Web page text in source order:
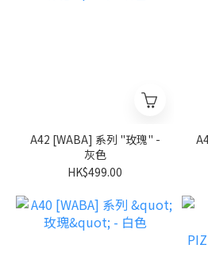
A42 [WABA] 系列 "玫瑰" -
灰色
HK$499.00
A41 [WABA]